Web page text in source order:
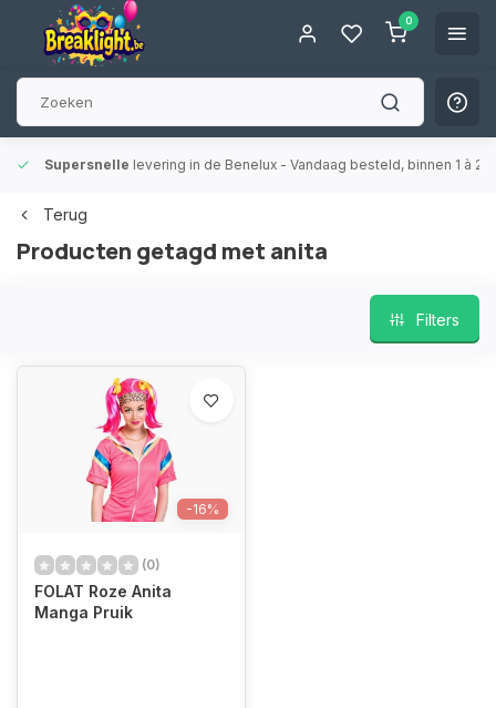
0
Supersnelle levering in de Benelux - Vandaag besteld, binnen 1 à 2
Terug
Producten getagd met anita
Filters
-16%
(0)
FOLAT Roze Anita
Manga Pruik